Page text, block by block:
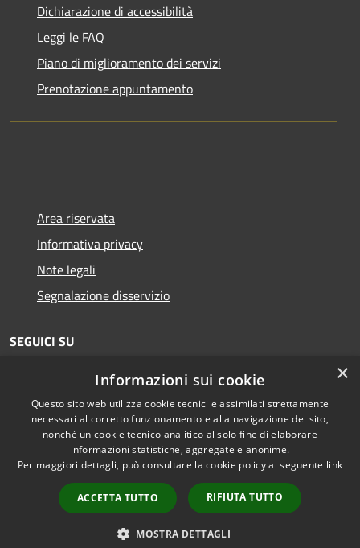
Dichiarazione di accessibilità
Leggi le FAQ
Piano di miglioramento dei servizi
Prenotazione appuntamento
Area riservata
Informativa privacy
Note legali
Segnalazione disservizio
SEGUICI SU
TwitterYoutubeInstagramTelegram
Accessibilità
Copyright © 2026 • Comune di
Bergamo • Powered by
Municipium•
Accesso
redazione
×
Informazioni sui cookie
Questo sito web utilizza cookie tecnici e assimilati strettamente
necessari al corretto funzionamento e alla navigazione del sito,
nonché un cookie tecnico analitico al solo fine di elaborare
informazioni statistiche, aggregate e anonime.
Per maggiori dettagli, può consultare la cookie policy al seguente link
ACCETTA TUTTO RIFIUTA TUTTO
MOSTRA DETTAGLI